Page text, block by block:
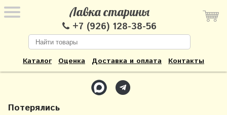
Лавка старины
+7 (926) 128-38-56
Каталог Оценка Доставка и оплата Контакты
Потерялись